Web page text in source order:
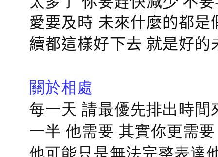
愛要及時 未來什麼的都
續都這樣好下去 就是好的
關於相處
每一天 請最優先排出時
一半 他需要 其實你更需要
他可能只是無法完整表達